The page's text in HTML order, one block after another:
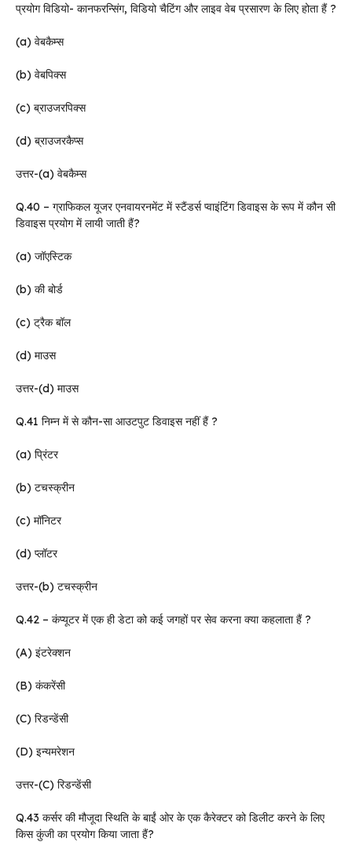
प्रयोग विडियो- कानफरन्सिंग, विडियो चैटिंग और लाइव वेब प्रसारण के लिए होता हैं ?
(a) वेबकैम्स
(b) वेबपिक्स
(c) ब्राउजरपिक्स
(d) ब्राउजरकैप्स
उत्तर-(a) वेबकैम्स
Q.40 – ग्राफिकल यूजर एनवायरनमेंट में स्टैंडर्स प्वाइंटिंग डिवाइस के रूप में कौन सी
डिवाइस प्रयोग में लायी जाती हैं?
(a) जॉएस्टिक
(b) की बोर्ड
(c) ट्रैक बॉल
(d) माउस
उत्तर-(d) माउस
Q.41 निम्न में से कौन-सा आउटपुट डिवाइस नहीं हैं ?
(a) प्रिंटर
(b) टचस्क्रीन
(c) मॉनिटर
(d) प्लॉटर
उत्तर-(b) टचस्क्रीन
Q.42 – कंप्यूटर में एक ही डेटा को कई जगहों पर सेव करना क्या कहलाता हैं ?
(A) इंटरेक्शन
(B) कंकरेंसी
(C) रिडन्डेंसी
(D) इन्यमरेशन
उत्तर-(C) रिडन्डेंसी
Q.43 कर्सर की मौजूदा स्थिति के बाईं ओर के एक कैरेक्टर को डिलीट करने के लिए
किस कुंजी का प्रयोग किया जाता हैं?